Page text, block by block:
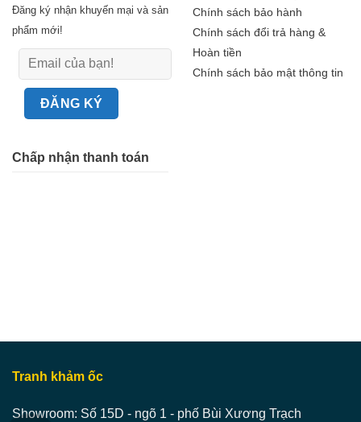
Đăng ký nhận khuyến mại và sản
phẩm mới!
Chính sách bảo hành
Chính sách đổi trả hàng &
Hoàn tiền
Chính sách bảo mật thông tin
Chấp nhận thanh toán
Tranh khảm ốc
Showroom: Số 15D - ngõ 1 - phố Bùi Xương Trạch